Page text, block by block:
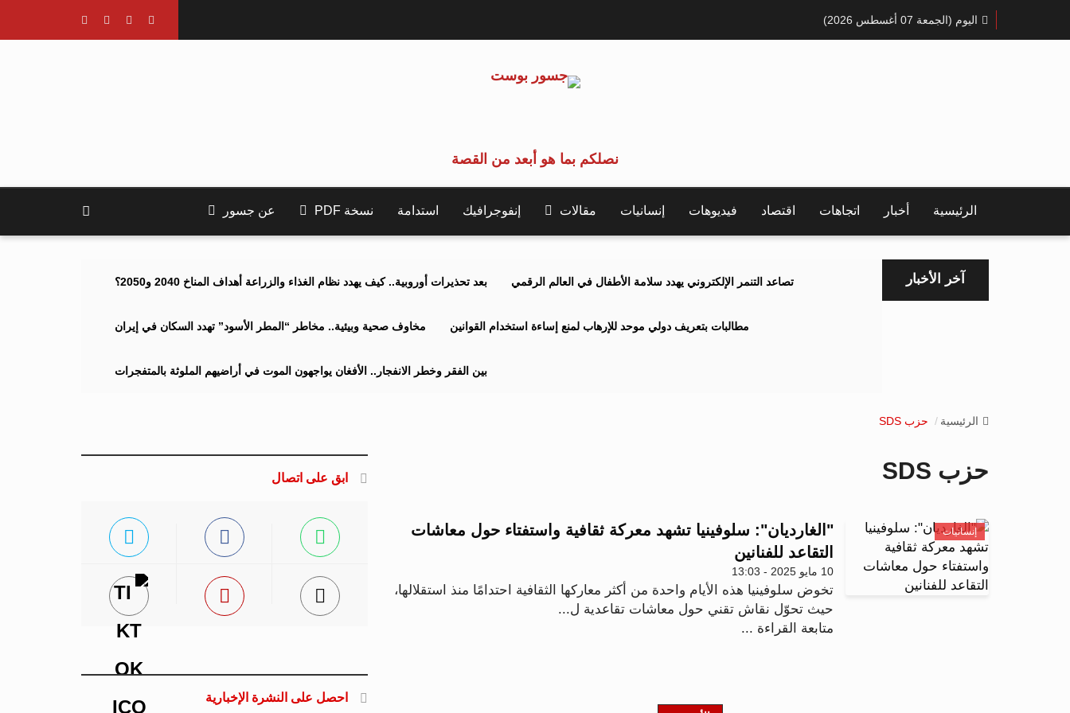
اليوم (الجمعة 07 أغسطس 2026)
نصلكم بما هو أبعد من القصة
الرئيسية أخبار اتجاهات اقتصاد فيديوهات إنسانيات مقالات إنفوجرافيك استدامة نسخة PDF عن جسور
آخر الأخبار بعد تحذيرات أوروبية.. كيف يهدد نظام الغذاء والزراعة أهداف المناخ 2040 و2050؟ تصاعد التنمر الإلكتروني يهدد سلامة الأطفال في العالم الرقمي
مخاوف صحية وبيئية.. مخاطر “المطر الأسود” تهدد السكان في إيران مطالبات بتعريف دولي موحد للإرهاب لمنع إساءة استخدام القوانين
بين الفقر وخطر الانفجار.. الأفغان يواجهون الموت في أراضيهم الملوثة بالمتفجرات
الرئيسية حزب SDS
حزب SDS
إنسانيات
"الغارديان": سلوفينيا تشهد معركة ثقافية واستفتاء حول معاشات
التقاعد للفنانين
10 مايو 2025 - 13:03
تخوض سلوفينيا هذه الأيام واحدة من أكثر معاركها الثقافية احتدامًا منذ استقلالها،
حيث تحوّل نقاش تقني حول معاشات تقاعدية ل...
متابعة القراءة ...
ابق على اتصال
احصل على النشرة الإخبارية